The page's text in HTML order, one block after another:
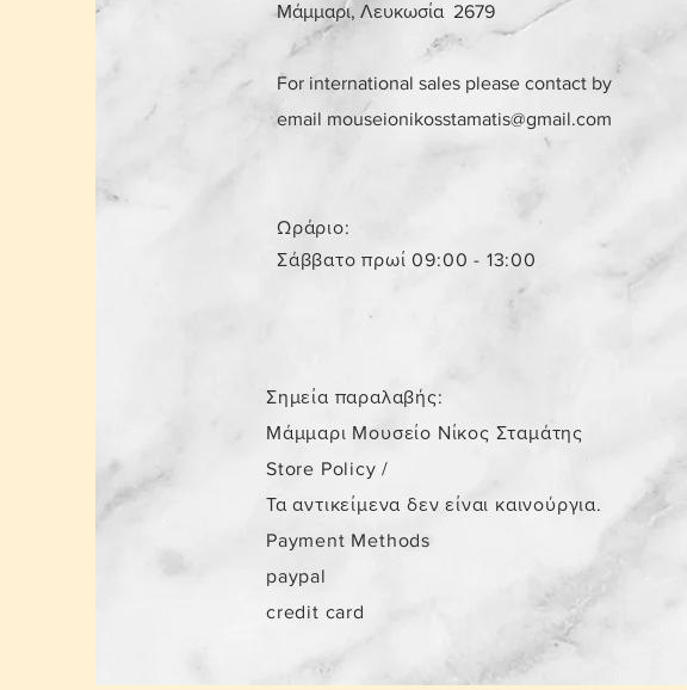
Μάμμαρι, Λευκωσία 2679
For international sales please contact by
email mouseionikosstamatis@gmail.com
Ωράριο:
Σάββατο πρωί 09:00 - 13:00
Σημεία παραλαβής:
Μάμμαρι Μουσείο Νίκος Σταμάτης
Store Policy/
Τα αντικείμενα δεν είναι καινούργια.
Payment Methods
paypal
credit card